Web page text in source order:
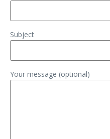
Subject
Your message (optional)